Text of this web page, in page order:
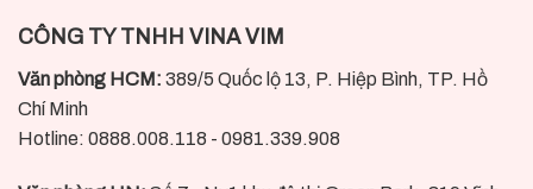
CÔNG TY TNHH VINA VIM
Văn phòng HCM: 389/5 Quốc lộ 13, P. Hiệp Bình, TP. Hồ
Chí Minh
Hotline: 0888.008.118 - 0981.339.908